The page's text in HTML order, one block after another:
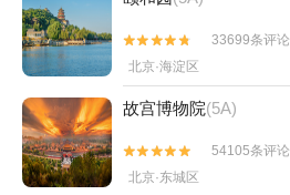


33699条评论
北京·海淀区
故宫博物院(5A)


54105条评论
北京·东城区